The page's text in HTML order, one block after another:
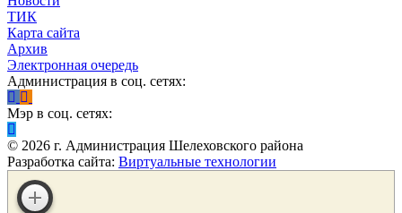
ТИК
Карта сайта
Архив
Электронная очередь
Администрация в соц. сетях:
Мэр в соц. сетях:
© 2026 г. Администрация Шелеховского района
Разработка сайта: Виртуальные технологии